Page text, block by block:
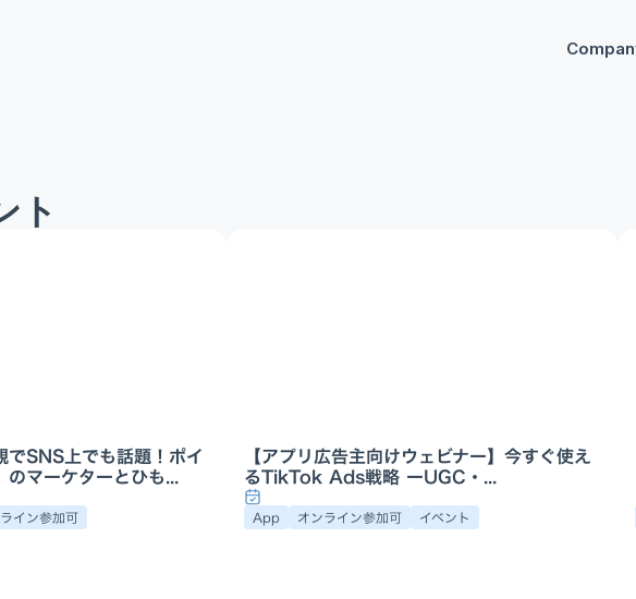
ト
でSNS上でも話題！ポイ
マーケターとひも...
イン参加可
【アプリ広告主向けウェビナー】今すぐ使え
るTikTok Ads戦略 ーUGC・...
App オンライン参加可 イベント